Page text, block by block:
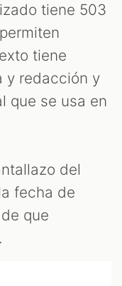
tiene 503
tiene
y redacción y
que se usa en
del
fecha de
que